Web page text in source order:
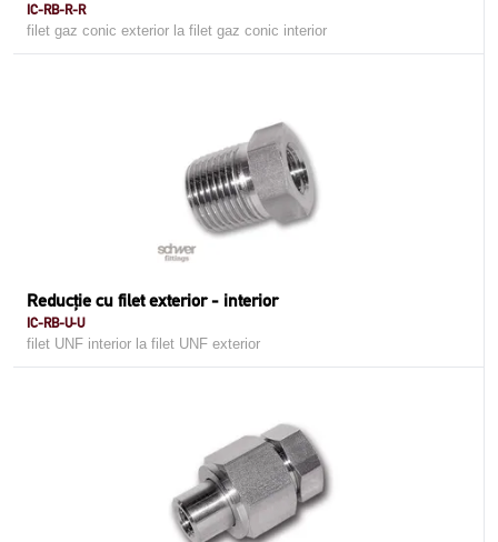
IC-RB-R-R
filet gaz conic exterior la filet gaz conic interior
Reducţie cu filet exterior - interior
IC-RB-U-U
filet UNF interior la filet UNF exterior